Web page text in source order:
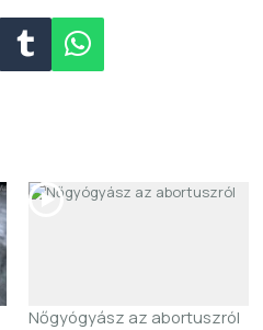
Nőgyógyász az abortuszról